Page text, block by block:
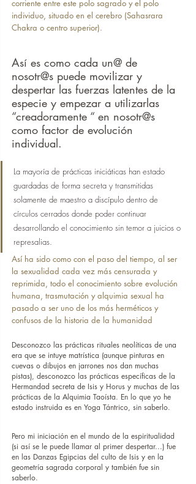
corriente entre este polo sagrado y el polo
individuo, situado en el cerebro (Sahasrara
Chakra o centro superior).
Así es como cada un@ de
nosotr@s puede movilizar y
despertar las fuerzas latentes de la
especie y empezar a utilizarlas
“creadoramente “ en nosotr@s
como factor de evolución
individual.
La mayoría de prácticas iniciáticas han estado
guardadas de forma secreta y transmitidas
solamente de maestro a discípulo dentro de
círculos cerrados donde poder continuar
desarrollando el conocimiento sin temor a juicios o
represalias.
Así ha sido como con el paso del tiempo, al ser
la sexualidad cada vez más censurada y
reprimida, todo el conocimiento sobre evolución
humana, trasmutación y alquimia sexual ha
pasado a ser uno de los más herméticos y
confusos de la historia de la humanidad
Desconozco las prácticas rituales neolíticas de una
era que se intuye matrística (aunque pinturas en
cuevas o dibujos en jarrones nos dan muchas
pistas), desconozco las prácticas específicas de la
Hermandad secreta de Isis y Horus y muchas de las
prácticas de la Alquimia Taoísta. En lo que yo he
estado instruida es en Yoga Tántrico, sin saberlo.
Pero mi iniciación en el mundo de la espiritualidad
(si así se le puede llamar al primer despertar...) fue
en las Danzas Egipcias del culto de Isis y en la
geometría sagrada corporal y también fue sin
saberlo.